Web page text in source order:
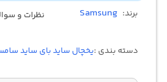
برند: Samsung نظرات و
دسته بندی :یخچال ساید بای ساید